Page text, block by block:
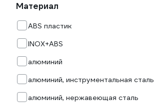
Материал
ABS пластик
INOX+ABS
алюминий
алюминий, инструментальная сталь
алюминий, нержавеющая сталь